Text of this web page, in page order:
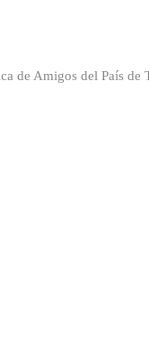
de Amigos del País de